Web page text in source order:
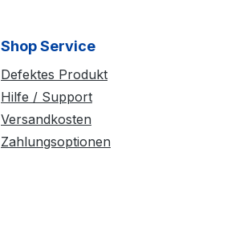
Shop Service
Defektes Produkt
Hilfe / Support
Versandkosten
Zahlungsoptionen